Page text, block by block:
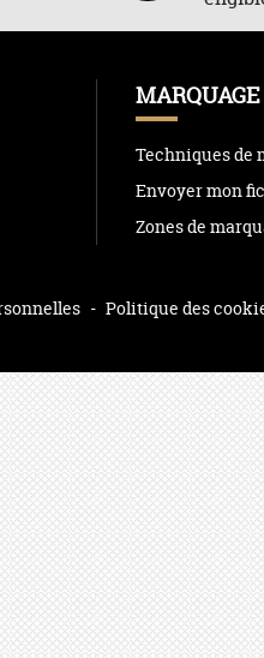
MARQUAGE
Techniques de
Envoyer mon
Zones de
- Politique des